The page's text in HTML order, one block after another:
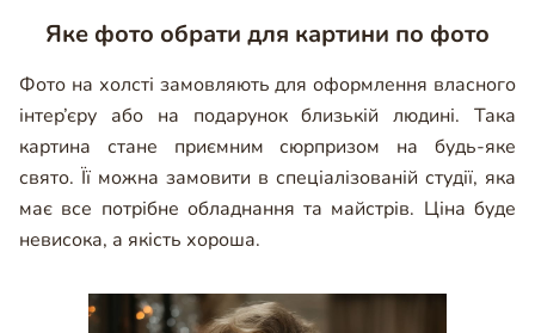
Яке фото обрати для картини по фото
Фото на холсті замовляють для оформлення власного
інтер’єру або на подарунок близькій людині. Така
картина стане приємним сюрпризом на будь-яке
свято. Її можна замовити в спеціалізованій студії, яка
має все потрібне обладнання та майстрів. Ціна буде
невисока, а якість хороша.